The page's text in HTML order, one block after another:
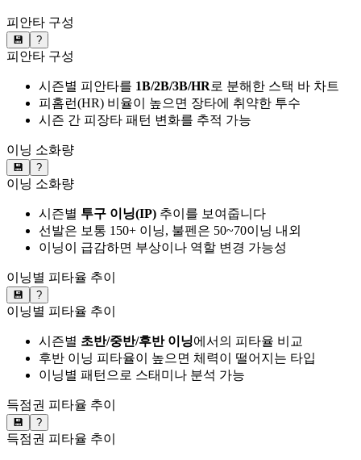
피안타 구성
💾 ?
피안타 구성
시즌별 피안타를 1B/2B/3B/HR로 분해한 스택 바 차트
피홈런(HR) 비율이 높으면 장타에 취약한 투수
시즌 간 피장타 패턴 변화를 추적 가능
이닝 소화량
💾 ?
이닝 소화량
시즌별 투구 이닝(IP) 추이를 보여줍니다
선발은 보통 150+ 이닝, 불펜은 50~70이닝 내외
이닝이 급감하면 부상이나 역할 변경 가능성
이닝별 피타율 추이
💾 ?
이닝별 피타율 추이
시즌별 초반/중반/후반 이닝에서의 피타율 비교
후반 이닝 피타율이 높으면 체력이 떨어지는 타입
이닝별 패턴으로 스태미나 분석 가능
득점권 피타율 추이
💾 ?
득점권 피타율 추이